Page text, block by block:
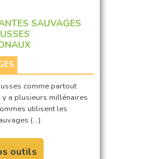
SAUVAGES
comme partout
y a plusieurs millénaires
utilisent les
(…)
outils